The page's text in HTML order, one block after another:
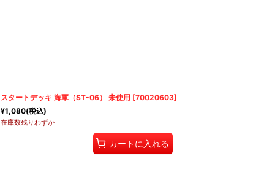
スタートデッキ 海軍（ST-06） 未使用 [70020603]
¥1,080(税込)
在庫数残りわずか
カートに入れる